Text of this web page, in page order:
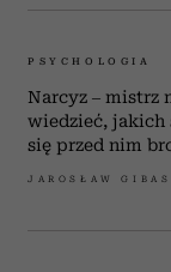
PSYCHOLOGIA
Narcyz – mistrz
wiedzieć, jakich
się przed nim
JAROSŁAW GIBAS